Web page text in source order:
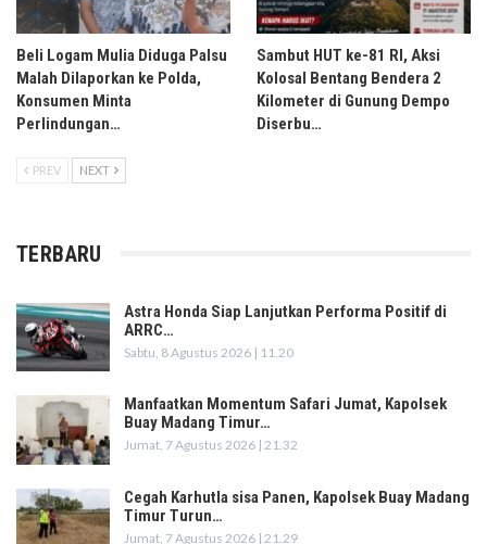
Beli Logam Mulia Diduga Palsu
Malah Dilaporkan ke Polda,
Konsumen Minta
Perlindungan…
Sambut HUT ke-81 RI, Aksi
Kolosal Bentang Bendera 2
Kilometer di Gunung Dempo
Diserbu…
PREV NEXT
TERBARU
Astra Honda Siap Lanjutkan Performa Positif di
ARRC…
Sabtu, 8 Agustus 2026 | 11.20
Manfaatkan Momentum Safari Jumat, Kapolsek
Buay Madang Timur…
Jumat, 7 Agustus 2026 | 21.32
Cegah Karhutla sisa Panen, Kapolsek Buay Madang
Timur Turun…
Jumat, 7 Agustus 2026 | 21.29